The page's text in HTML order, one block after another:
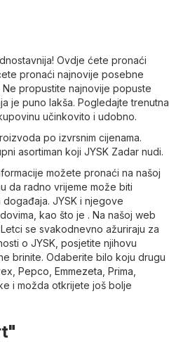
Ovdje ćete pronaći
pronaći najnovije posebne
propustite najnovije popuste
je puno lakša. Pogledajte trenutna
učinkovito i udobno.
po izvrsnim cijenama.
asortiman koji JYSK Zadar nudi.
možete pronaći na našoj
da radno vrijeme može biti
JYSK i njegove
kao što je . Na našoj web
se svakodnevno ažuriraju za
o JYSK, posjetite njihovu
brinite. Odaberite bilo koju drugu
Pepco Emmezeta Prima
i možda otkrijete još bolje